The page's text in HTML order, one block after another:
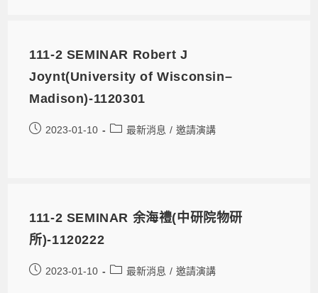
111-2 SEMINAR Robert J
Joynt(University of Wisconsin–
Madison)-1120301
2023-01-10 最新消息 / 邀請演講
111-2 SEMINAR 余海禮(中研院物研
所)-1120222
2023-01-10 最新消息 / 邀請演講